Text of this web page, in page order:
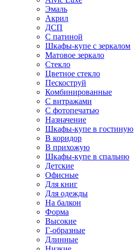
Эмаль
Акрил
ДСП
С патиной
Шкафы-купе с зеркалом
Матовое зеркало
Стекло
Цветное стекло
Пескоструй
Комбинированные
С витражами
С фотопечатью
Назначение
Шкафы-купе в гостиную
В коридор
В прихожую
Шкафы-купе в спальню
Детские
Офисные
Для книг
Для одежды
На балкон
Форма
Высокие
Г-образные
Длинные